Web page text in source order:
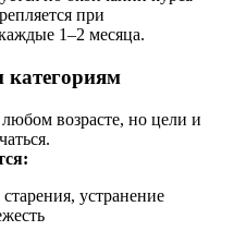
при
1–2 месяца.
возрасте, но цели и
устранение